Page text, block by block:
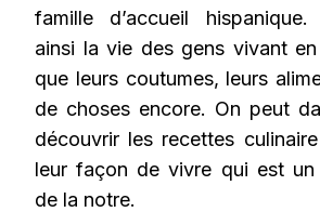
famille d’accueil
ainsi la vie des gens vivant
que leurs coutumes, leurs
de choses encore. On peut
découvrir les recettes
leur façon de vivre qui est un
de la notre.